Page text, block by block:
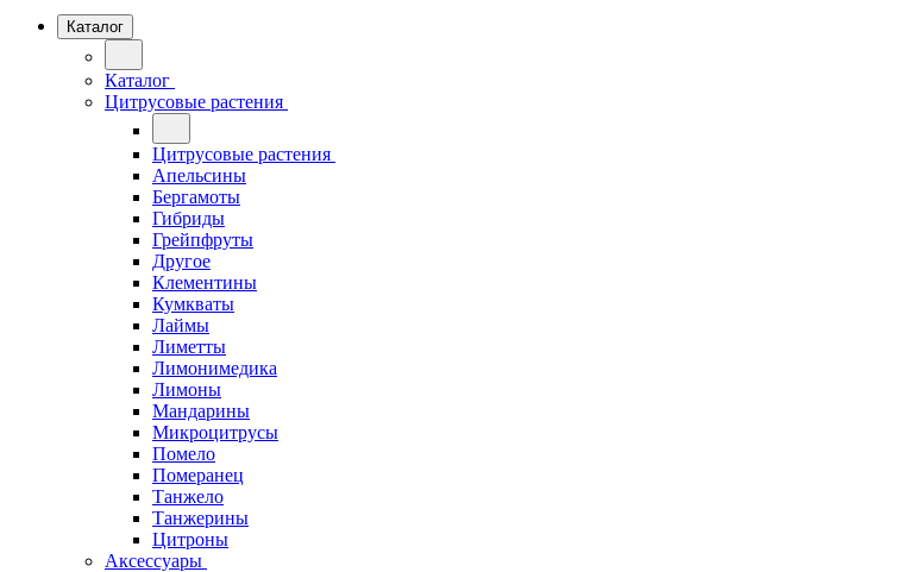
Каталог
Каталог
Цитрусовые растения
Цитрусовые растения
Апельсины
Бергамоты
Гибриды
Грейпфруты
Другое
Клементины
Кумкваты
Лаймы
Лиметты
Лимонимедика
Лимоны
Мандарины
Микроцитрусы
Помело
Померанец
Танжело
Танжерины
Цитроны
Аксессуары